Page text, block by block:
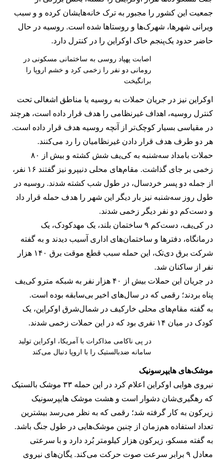
جمعیت این کشور را مجبور به ترک خانه‌هایشان کرده و و سبب
ویرانی شهرها، شهرک‌ها و روستاها شده است. روسیه در حال
حاضر حدود یک‌پنجم خاک اوکراین را در کنترل دارد.
اصابت پهپاد روسی به ساختمانی مسکونی در
رومانی دو نفر را زخمی کرد و خشم اروپا را
برانگیخت
اوکراین نیز در جریان حملات به روسیه یا مناطق اشغالی تحت
کنترل روسیه، اهداف غیرنظامی را هدف قرار داده است، هرچند
در مقیاسی بسیار کوچک‌تر از آنچه روسیه هدف قرار داده است.
هر دو طرف هدف قرار دادن غیرنظامیان را رد می‌کنند.
حملات بامداد سه‌شنبه به کی‌یف شش کشته و بیش از ۸۰
زخمی بر جای گذاشت. مقام‌های محلی دنیپرو نیز گفتند ۱۶ نفر،
از جمله دو پسر خردسال، در طول شب کشته شدند. روسیه در
طول روز سه‌شنبه نیز بار دیگر این شهر را هدف حمله قرار داد
و دست‌کم دو نفر دیگر زخمی شدند.
در کی‌یف، دست‌کم ۹ ساختمان بلند، یک مهدکودک، یک
درمانگاه، دفترها و ساختمان‌های اداری آسیب دیدند و به گفته
شرکت برق دی‌تک، این حمله سبب قطع موقت برق ۱۴۰ هزار
نفر از ساکنان شد.
در جریان این حملات بیش از ۴۰ هزار نفر به شبکه مترو کی‌یف
پناه بردند؛ رقمی که در سال‌های اخیر بی‌سابقه بوده است.
به گفته مقام‌های محلی خارکیف در شمال‌شرق اوکراین، یک
کودک در میان ۱۴ نفری بود که در این حملات زخمی شدند.
در پی ناکامی مذاکرات با آمریکا، اوکراین تولید
سامانه ضدبالستیک را با اروپا دنبال می‌کند
موشک‌های هایپرسونیک
نیروی هوایی اوکراین اعلام کرد در این حمله ۳۳ موشک بالستیک
که رهگیری‌شان دشوار است و هشت موشک هایپرسونیک
زیرکون به کار گرفته شد؛ رقمی که به نظر می‌رسد بیشترین
تعداد استفاده هم‌زمان از چنین موشک‌هایی در طول جنگ باشد.
به گفته مسکو، زیرکون هزار کیلومتر بُرد دارد و با سرعتی
معادل ۹ برابر سرعت صوت حرکت می‌کند. یگان‌های نیروی